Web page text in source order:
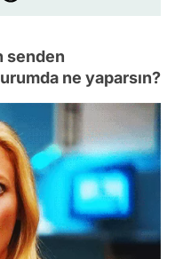
senden
ne yaparsın?